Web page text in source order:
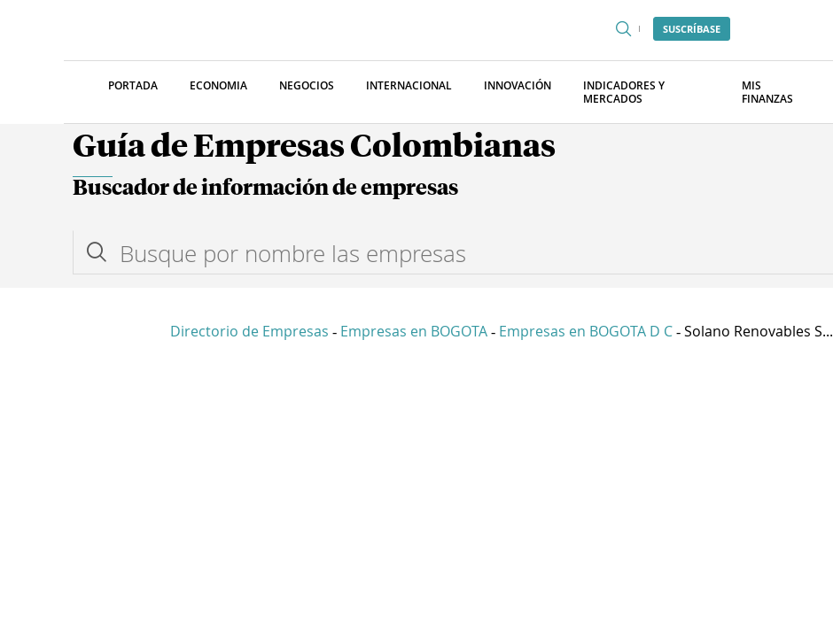
SUSCRÍBASE
PORTADA ECONOMIA NEGOCIOS INTERNACIONAL INNOVACIÓN
INDICADORES Y
MERCADOS
MIS
FINANZAS
Guía de Empresas Colombianas
Buscador de información de empresas
Directorio de Empresas - Empresas en BOGOTA - Empresas en BOGOTA D C - Solano Renovables S...